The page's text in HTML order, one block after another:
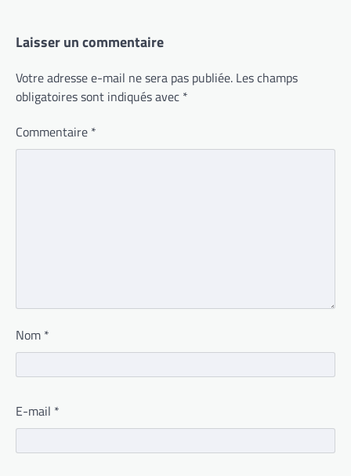
Laisser un commentaire
Votre adresse e-mail ne sera pas publiée. Les champs
obligatoires sont indiqués avec *
Commentaire *
Nom *
E-mail *